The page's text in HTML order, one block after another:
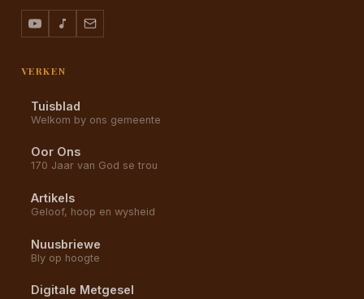
VERKEN
Tuisblad
Welkom by ons gemeente
Oor Ons
170 Jaar van God se trou
Artikels
Geloof, hoop en wysheid
Nuusbriewe
Bly op hoogte
Digitale Metgesel